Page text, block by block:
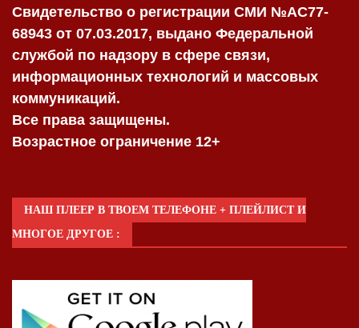
Свидетельство о регистрации СМИ №AC77-
68943 от 07.03.2017, выдано Федеральной
службой по надзору в сфере связи,
информационных технологий и массовых
коммуникаций.
Все права защищены.
Возрастное ограничение 12+
НАШ ПЛЕЕР В ТВОЕМ ТЕЛЕФОНЕ + ПЛЕЙЛИСТ И
МНОГОЕ ДРУГОЕ :